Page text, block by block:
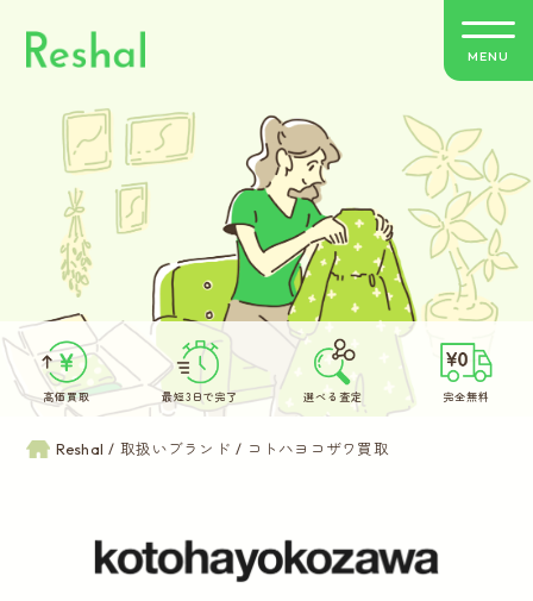
リシャールの特徴
買取方法のご案内
取扱いブランド
よくあるご質問
お客さまの声
運営会社
MENU
高価買取 最短3日で完了 選べる査定 完全無料
Reshal 取扱いブランド コトハヨコザワ買取